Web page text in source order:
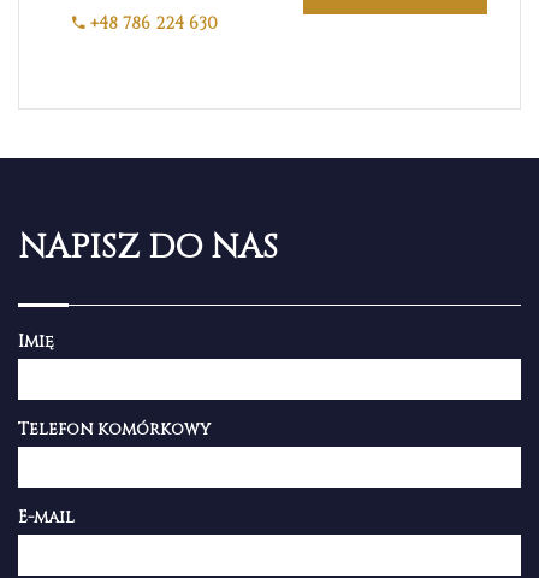
+48 786 224 630
NAPISZ DO NAS
Imię
Telefon komórkowy
E-mail